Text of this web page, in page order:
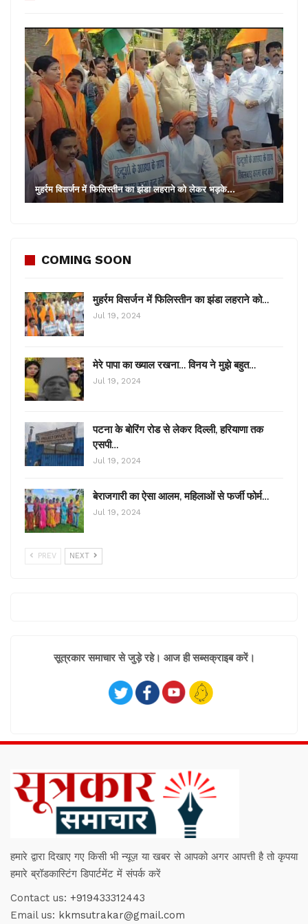
पुलिस ने डॉक्टरों से मारपीट के मामले में पांच को किया गिरफ्तार
गिरफ्तार लोगों के खिलाफ सार्वजनिक संपत्ति को नुकसान पहुंचाने,
काम में बाधा डालने, मारपीट करने, धमकी देने सहित कई श्रेणियों में
मामला दर्ज किया गया है।
पुलिस गिरफ्तार लोगों को आज कोर्ट में पेश करेगी और उन्हें पुलिस
हिरासत में लेने की फरियाद करेगी।
मुहर्रम विसर्जन में फिलिस्तीन का झंडा लहराने को लेकर भड़के…
COMING SOON
मुहर्रम विसर्जन में फिलिस्तीन का झंडा लहराने को…
Jul 19, 2024
मेरे पापा का ख्याल रखना… विनय ने मुझे बहुत…
Jul 19, 2024
पटना के बोरिंग रोड से लेकर दिल्ली, हरियाणा तक
एसपी…
Jul 19, 2024
बेराजगारी का ऐसा आलम, महिलाओं से फर्जी फोर्म…
Jul 19, 2024
PREV NEXT
सूत्रकार समाचार से जुड़े रहे। आज ही सब्सक्राइब करें।
हमारे द्वारा दिखाए गए किसी भी न्यूज़ या खबर से आपको अगर आपत्ती है तो कृपया
हमारे ब्रॉडकास्टिंग डिपार्टमेंट में संपर्क करें
Contact us: +919433312443
Email us: kkmsutrakar@gmail.com